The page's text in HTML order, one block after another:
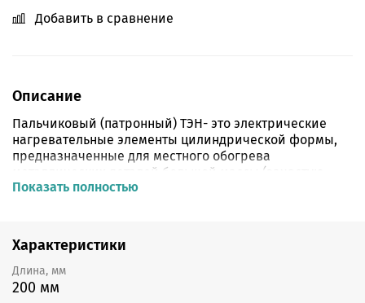
Добавить в сравнение
Описание
Пальчиковый (патронный) ТЭН- это электрические
нагревательные элементы цилиндрической формы,
предназначенные для местного обогрева
металлических деталей большой массы (зачастую
пресс-форм).
термостойкой керамики, с отверстием для
размещения спирали. Спираль состоит из
высококачественной проволоки с высоким
Показать полностью
Характеристики
Длина, мм
200 мм